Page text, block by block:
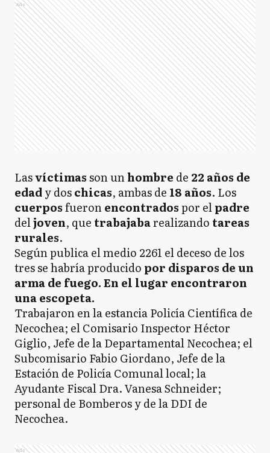
Ads
Lasvíctimasson unhombre de 22 años de
edady doschicas, ambas de 18 años. Los
cuerposfueronencontradospor elpadre
deljoven, que trabajabarealizando tareas
rurales.
Según publica el medio 2261 el deceso de los
tres se habría producido por disparos de un
arma de fuego. En el lugar encontraron
una escopeta.
Trabajaron en la estancia Policía Científica de
Necochea; el Comisario Inspector Héctor
Giglio, Jefe de la Departamental Necochea; el
Subcomisario Fabio Giordano, Jefe de la
Estación de Policía Comunal local; la
Ayudante Fiscal Dra. Vanesa Schneider;
personal de Bomberos y de la DDI de
Necochea.
Ads